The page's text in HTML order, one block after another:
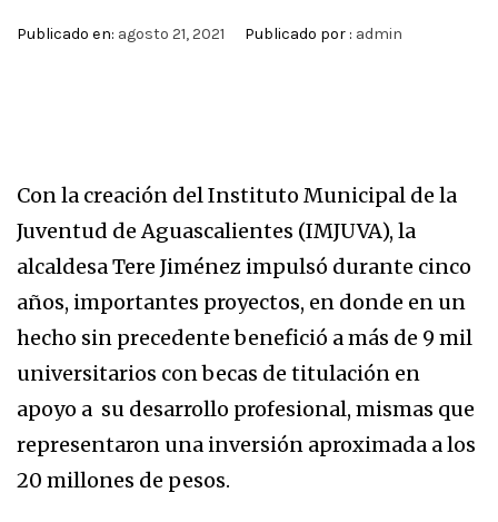
Publicado en: agosto 21, 2021 Publicado por : admin
Con la creación del Instituto Municipal de la
Juventud de Aguascalientes (IMJUVA), la
alcaldesa Tere Jiménez impulsó durante cinco
años, importantes proyectos, en donde en un
hecho sin precedente benefició a más de 9 mil
universitarios con becas de titulación en
apoyo a su desarrollo profesional, mismas que
representaron una inversión aproximada a los
20 millones de pesos.